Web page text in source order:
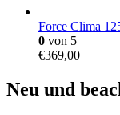
Force Clima
0 von 5
€369,00
Neu und